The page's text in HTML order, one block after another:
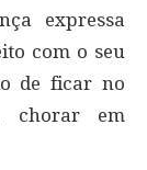
expressa
com o seu
de ficar no
chorar em